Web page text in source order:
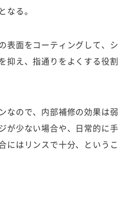
なる。
表面をコーティングして、シ
抑え、指通りをよくする役割
なので、内部補修の効果は弱
が少ない場合や、日常的に手
にはリンスで十分、というこ